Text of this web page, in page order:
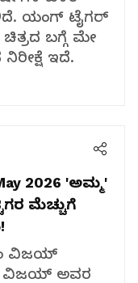
ಯಂಗ್ ಟೈಗರ್
ಬಗ್ಗೆ ಮೇ
ಇದೆ.
2026 'ಅಮ್ಮ'
ಮೆಚ್ಚುಗೆ
ವಿಜಯ್
ವಿಜಯ್ ಅವರ